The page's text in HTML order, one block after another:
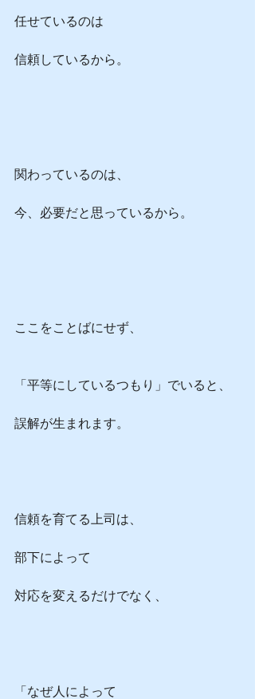
任せているのは
信頼しているから。
関わっているのは、
今、必要だと思っているから。
ここをことばにせず、
「平等にしているつもり」でいると、
誤解が生まれます。
信頼を育てる上司は、
部下によって
対応を変えるだけでなく、
「なぜ人によって